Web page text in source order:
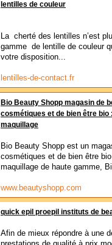
lentilles de couleur
La cherté des lentilles n’est
gamme de lentille de couleur
votre disposition...
lentilles-de-contact.fr
Bio Beauty Shopp magasin de
cosmétiques et de bien être
maquillage
Bio Beauty Shopp est un
cosmétiques et de bien être
maquillage de haute gamme,
www.beautyshopp.com
quick epil proepil instituts de
Afin de mieux répondre à une